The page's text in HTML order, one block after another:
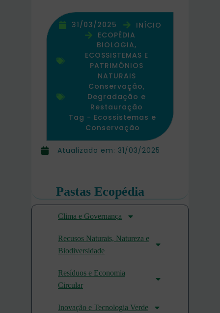
Atualizado em: 31/03/2025
31/03/2025
INÍCIO
ECOPÉDIA
BIOLOGIA,
ECOSSISTEMAS E
PATRIMÔNIOS
NATURAIS
Conservação,
Degradação e
Restauração
Tag - Ecossistemas e
Conservação
Pastas Ecopédia
Clima e Governança
Recusos Naturais, Natureza e
Biodiversidade
Resíduos e Economia
Circular
Inovação e Tecnologia Verde